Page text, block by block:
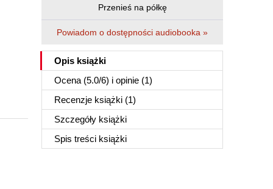
Przenieś na półkę
Powiadom o dostępności audiobooka »
Opis książki
Ocena (5.0/6) i opinie (1)
Recenzje książki (1)
Szczegóły książki
Spis treści książki